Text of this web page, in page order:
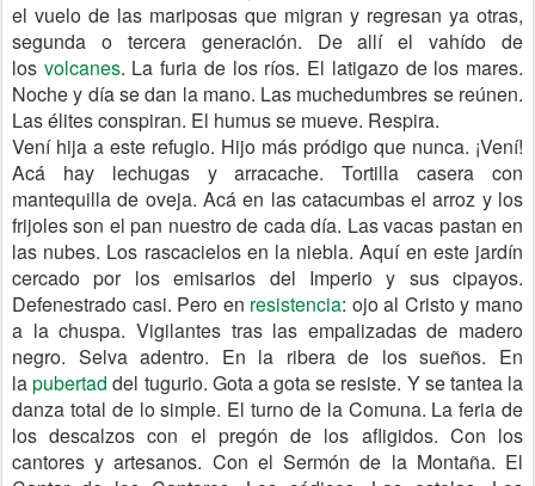
el vuelo de las mariposas que migran y regresan ya otras,
segunda o tercera generación. De allí el vahído de
los volcanes. La furia de los ríos. El latigazo de los mares.
Noche y día se dan la mano. Las muchedumbres se reúnen.
Las élites conspiran. El humus se mueve. Respira.
Vení hija a este refugio. Hijo más pródigo que nunca. ¡Vení!
Acá hay lechugas y arracache. Tortilla casera con
mantequilla de oveja. Acá en las catacumbas el arroz y los
frijoles son el pan nuestro de cada día. Las vacas pastan en
las nubes. Los rascacielos en la niebla. Aquí en este jardín
cercado por los emisarios del Imperio y sus cipayos.
Defenestrado casi. Pero en resistencia: ojo al Cristo y mano
a la chuspa. Vigilantes tras las empalizadas de madero
negro. Selva adentro. En la ribera de los sueños. En
lapubertad del tugurio. Gota a gota se resiste. Y se tantea la
danza total de lo simple. El turno de la Comuna. La feria de
los descalzos con el pregón de los afligidos. Con los
cantores y artesanos. Con el Sermón de la Montaña. El